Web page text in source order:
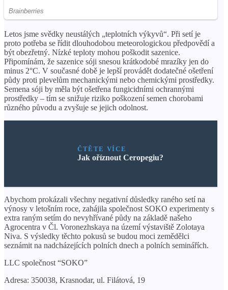
Letos jsme svědky neustálých „teplotních výkyvů“. Při setí je
proto potřeba se řídit dlouhodobou meteorologickou předpovědí a
být obezřetný. Nízké teploty mohou poškodit sazenice.
Připomínám, že sazenice sóji snesou krátkodobé mrazíky jen do
minus 2°C. V současné době je lepší provádět dodatečné ošetření
půdy proti plevelům mechanickými nebo chemickými prostředky.
Semena sóji by měla být ošetřena fungicidními ochrannými
prostředky – tím se snižuje riziko poškození semen chorobami
různého původu a zvyšuje se jejich odolnost.
ČTĚTE VÍCE
Jak oříznout Ceropegiu?
Abychom prokázali všechny negativní důsledky raného setí na
výnosy v letošním roce, zahájila společnost SOKO experimenty s
extra raným setím do nevyhřívané půdy na základě našeho
Agrocentra v Čl. Voronezhskaya na území výstaviště Zolotaya
Niva. S výsledky těchto pokusů se budou moci zemědělci
seznámit na nadcházejících polních dnech a polních seminářích.
LLC společnost “SOKO”
Adresa: 350038, Krasnodar, ul. Filátová, 19